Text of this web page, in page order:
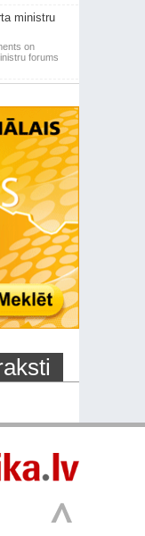
ministru
on
forums